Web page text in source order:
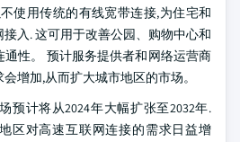
使用传统的有线宽带连接,为住宅和
入. 这可用于改善公园、购物中心和
性。 预计服务提供者和网络运营商
增加,从而扩大城市地区的市场。
预计将从2024年大幅扩张至2032年.
区对高速互联网连接的需求日益增